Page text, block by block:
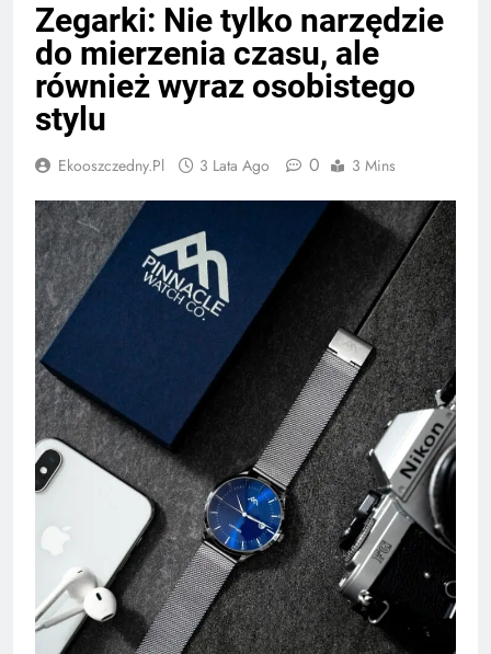
Zegarki: Nie tylko narzędzie
do mierzenia czasu, ale
również wyraz osobistego
stylu
Ekooszczedny.pl 3 Lata Ago 0 3 Mins